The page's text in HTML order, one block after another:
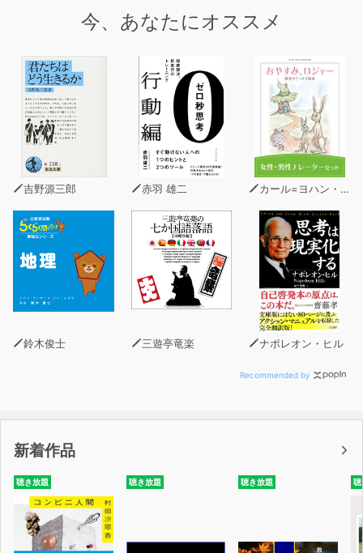
CV.劉セイラ
父親が中国人で、中華圏の食や文化に明るい。
店内では、中華圏にちなんだサービスを提供し、
サバサバした性格と振る舞いで、同性人気が高い。
が、意外と押しに弱い。
1.再会はコンビニで（06:12)
2.リフレッシュ！ フルーツティー（点火、包丁/16:58)
3.叩打法（首＆肩マッサージ、叩打法/15:30)
4.掏耳・音叉梵天耳かき （右耳・音叉/28:03)
5.掏耳・音叉梵天耳かき （左耳・音叉/20:26)
6.アロマオイル＆カッサで両耳ケア（アロマオイル、カッ
サ/20:17)
総収録時間:約02時間07分
キャスト:劉セイラ
イラスト:磁油2
シナリオ:東果
今、あなたにオススメ
吉野源三郎 赤羽 雄二 カール=ヨハン・エリーン
鈴木俊士 三遊亭竜楽 ナポレオン・ヒル
Recommended by
新着作品
聴き放題 聴き放題 聴き放題 聴